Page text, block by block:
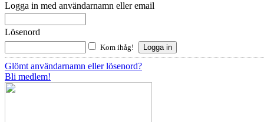
Logga in med användarnamn eller email
Lösenord
Kom ihåg!
Glömt användarnamn eller lösenord?
Bli medlem!